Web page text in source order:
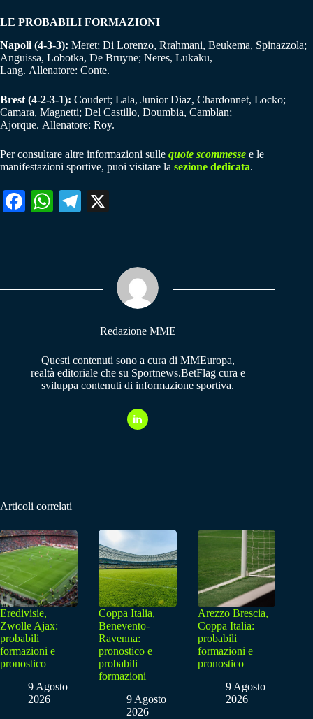
LE PROBABILI FORMAZIONI
Napoli (4-3-3): Meret; Di Lorenzo, Rrahmani, Beukema, Spinazzola;
Anguissa, Lobotka, De Bruyne; Neres, Lukaku,
Lang. Allenatore: Conte.
Brest (4-2-3-1): Coudert; Lala, Junior Diaz, Chardonnet, Locko;
Camara, Magnetti; Del Castillo, Doumbia, Camblan;
Ajorque. Allenatore: Roy.
Per consultare altre informazioni sulle quote scommesse e le
manifestazioni sportive, puoi visitare la sezione dedicata.
Fa W
pp
Te
m
Redazione MME
Questi contenuti sono a cura di MMEuropa,
realtà editoriale che su Sportnews.BetFlag cura e
sviluppa contenuti di informazione sportiva.
Articoli correlati
Eredivisie,
Zwolle Ajax:
probabili
formazioni e
pronostico
9 Agosto
2026
Coppa Italia,
Benevento-
Ravenna:
pronostico e
probabili
formazioni
9 Agosto
2026
Arezzo Brescia,
Coppa Italia:
probabili
formazioni e
pronostico
9 Agosto
2026